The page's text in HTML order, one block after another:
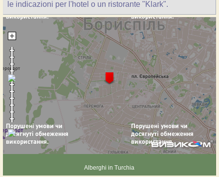
le indicazioni per l'hotel o un ristorante "Klark".
Alberghi in Turchia